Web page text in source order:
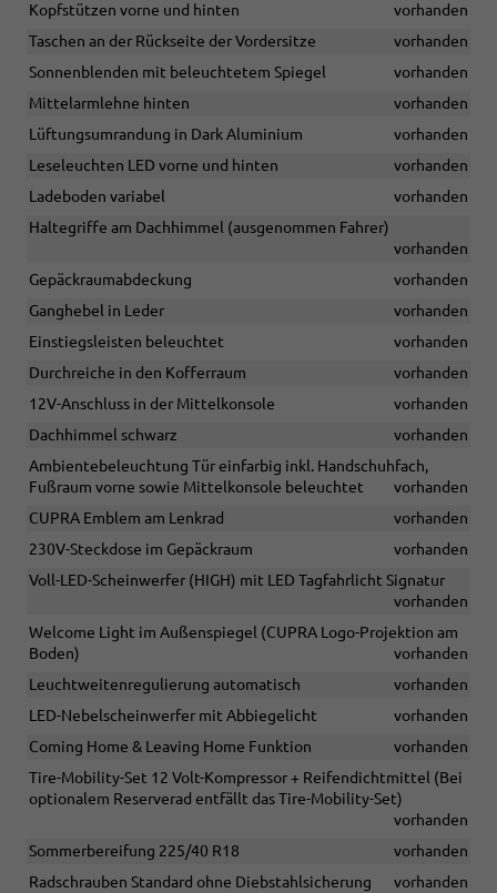
Kopfstützen vorne und hinten
vorhanden
Taschen an der Rückseite der Vordersitze
vorhanden
Sonnenblenden mit beleuchtetem Spiegel
vorhanden
Mittelarmlehne hinten
vorhanden
Lüftungsumrandung in Dark Aluminium
vorhanden
Leseleuchten LED vorne und hinten
vorhanden
Ladeboden variabel
vorhanden
Haltegriffe am Dachhimmel (ausgenommen Fahrer)
vorhanden
Gepäckraumabdeckung
vorhanden
Ganghebel in Leder
vorhanden
Einstiegsleisten beleuchtet
vorhanden
Durchreiche in den Kofferraum
vorhanden
12V-Anschluss in der Mittelkonsole
vorhanden
Dachhimmel schwarz
vorhanden
Ambientebeleuchtung Tür einfarbig inkl. Handschuhfach,
Fußraum vorne sowie Mittelkonsole beleuchtet
vorhanden
CUPRA Emblem am Lenkrad
vorhanden
230V-Steckdose im Gepäckraum
vorhanden
Voll-LED-Scheinwerfer (HIGH) mit LED Tagfahrlicht Signatur
vorhanden
Welcome Light im Außenspiegel (CUPRA Logo-Projektion am
Boden)
vorhanden
Leuchtweitenregulierung automatisch
vorhanden
LED-Nebelscheinwerfer mit Abbiegelicht
vorhanden
Coming Home & Leaving Home Funktion
vorhanden
Tire-Mobility-Set 12 Volt-Kompressor + Reifendichtmittel (Bei
optionalem Reserverad entfällt das Tire-Mobility-Set)
vorhanden
Sommerbereifung 225/40 R18
vorhanden
Radschrauben Standard ohne Diebstahlsicherung
vorhanden